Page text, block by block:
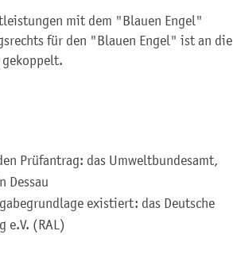
mit dem "Blauen Engel"
für den "Blauen Engel" ist an die
gekoppelt.
Prüfantrag: das Umweltbundesamt,
Dessau
existiert: das Deutsche
e.V. (RAL)